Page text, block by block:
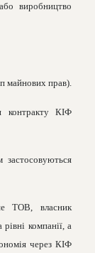
виробництво
майнових прав).
контракту КІФ
застосовуються
ТОВ, власник
компанії, а
через КІФ